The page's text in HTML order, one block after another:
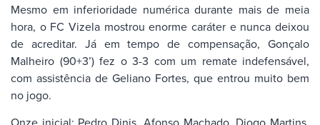
Mesmo em inferioridade numérica durante mais de meia
hora, o FC Vizela mostrou enorme caráter e nunca deixou
de acreditar. Já em tempo de compensação, Gonçalo
Malheiro (90+3’) fez o 3-3 com um remate indefensável,
com assistência de Geliano Fortes, que entrou muito bem
no jogo.